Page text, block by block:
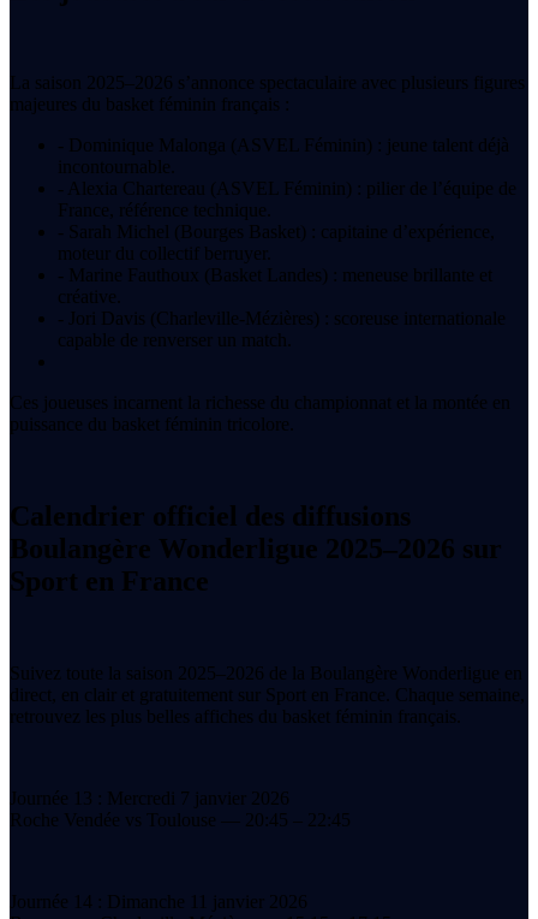
La saison 2025–2026 s’annonce spectaculaire avec plusieurs figures
majeures du basket féminin français :
- Dominique Malonga (ASVEL Féminin) : jeune talent déjà
incontournable.
- Alexia Chartereau (ASVEL Féminin) : pilier de l’équipe de
France, référence technique.
- Sarah Michel (Bourges Basket) : capitaine d’expérience,
moteur du collectif berruyer.
- Marine Fauthoux (Basket Landes) : meneuse brillante et
créative.
- Jori Davis (Charleville-Mézières) : scoreuse internationale
capable de renverser un match.
Ces joueuses incarnent la richesse du championnat et la montée en
puissance du basket féminin tricolore.
Calendrier officiel des diffusions
Boulangère Wonderligue 2025–2026 sur
Sport en France
Suivez toute la saison 2025–2026 de la Boulangère Wonderligue en
direct, en clair et gratuitement sur Sport en France. Chaque semaine,
retrouvez les plus belles affiches du basket féminin français.
Journée 13 : Mercredi 7 janvier 2026
Roche Vendée vs Toulouse — 20:45 – 22:45
Journée 14 : Dimanche 11 janvier 2026